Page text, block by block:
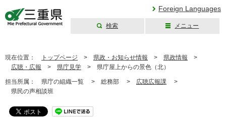
Foreign Languages
検索 メニュー
現在位置： トップページ > 県政・お知らせ情報 > 県政情報 >
広聴・広報 > 県庁見学 > 県庁屋上からの景色（北）
担当所属： 県庁の組織一覧 > 総務部 > 広聴広報課 >
県民の声相談班